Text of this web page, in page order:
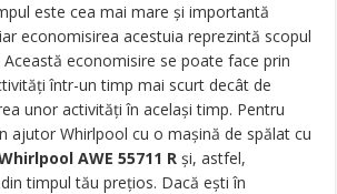
este cea mai mare şi importantă
economisirea acestuia reprezintă scopul
economisire se poate face prin
într-un timp mai scurt decât de
unor activităţi în acelaşi timp. Pentru
ajutor Whirlpool cu o maşină de spălat cu
AWE 55711 R şi, astfel,
timpul tău preţios. Dacă eşti în